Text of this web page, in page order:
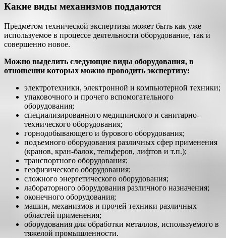
Какие виды механизмов поддаются
Предметом технической экспертизы может быть как уже
используемое в процессе деятельности оборудование, так и
совершенно новое.
Можно выделить следующие виды оборудования, в
отношении которых можно проводить экспертизу:
электротехники, электронной и компьютерной техники;
упаковочного и прочего вспомогательного
оборудования;
специализированного медицинского и санитарно-
технического оборудования;
горнодобывающего и бурового оборудования;
подъемного оборудования различных сфер применения
(кранов, кран-балок, тельферов, лифтов и т.п.);
транспортного оборудования;
геофизического оборудования;
сложного энергетического оборудования;
лабораторного оборудования различного назначения;
оконечного оборудования;
машин, механизмов и прочей техники различных
областей применения;
оборудования для обработки металлов, используемого в
тяжелой промышленности.